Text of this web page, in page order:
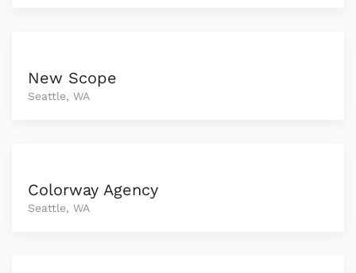
New Scope
Seattle, WA
Colorway Agency
Seattle, WA